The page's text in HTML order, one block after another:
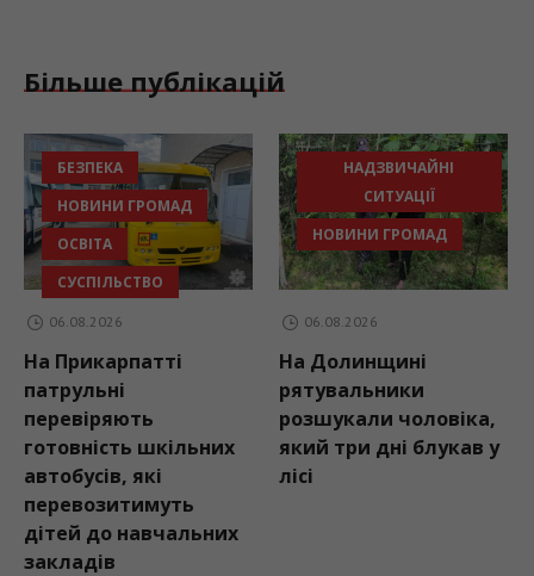
Більше публікацій
БЕЗПЕКА
НОВИНИ ГРОМАД
ОСВІТА
СУСПІЛЬСТВО
06.08.2026
На Прикарпатті
патрульні
перевіряють
готовність шкільних
автобусів, які
перевозитимуть
дітей до навчальних
закладів
НАДЗВИЧАЙНІ
СИТУАЦІЇ
НОВИНИ ГРОМАД
06.08.2026
На Долинщині
рятувальники
розшукали чоловіка,
який три дні блукав у
лісі